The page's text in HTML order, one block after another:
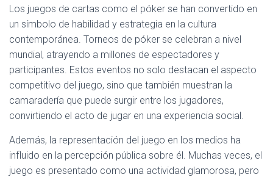
Los juegos de cartas como el póker se han convertido en
un símbolo de habilidad y estrategia en la cultura
contemporánea. Torneos de póker se celebran a nivel
mundial, atrayendo a millones de espectadores y
participantes. Estos eventos no solo destacan el aspecto
competitivo del juego, sino que también muestran la
camaradería que puede surgir entre los jugadores,
convirtiendo el acto de jugar en una experiencia social.
Además, la representación del juego en los medios ha
influido en la percepción pública sobre él. Muchas veces, el
juego es presentado como una actividad glamorosa, pero